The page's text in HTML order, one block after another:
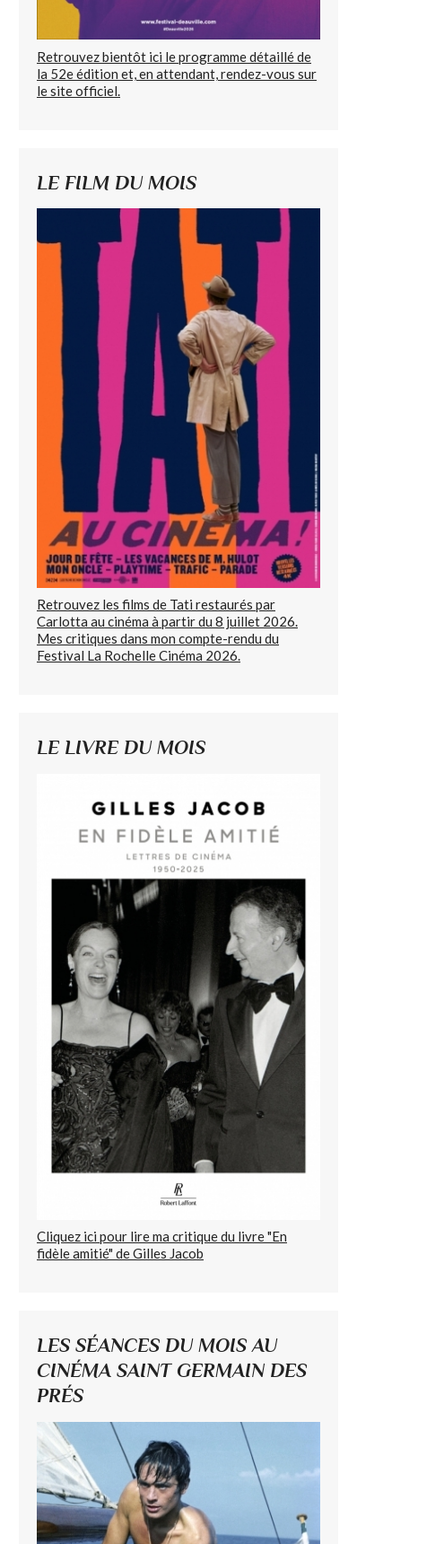
Retrouvez bientôt ici le programme détaillé de
la 52e édition et, en attendant, rendez-vous sur
le site officiel.
LE FILM DU MOIS
Retrouvez les films de Tati restaurés par
Carlotta au cinéma à partir du 8 juillet 2026.
Mes critiques dans mon compte-rendu du
Festival La Rochelle Cinéma 2026.
LE LIVRE DU MOIS
Cliquez ici pour lire ma critique du livre "En
fidèle amitié" de Gilles Jacob
LES SÉANCES DU MOIS AU
CINÉMA SAINT GERMAIN DES
PRÉS